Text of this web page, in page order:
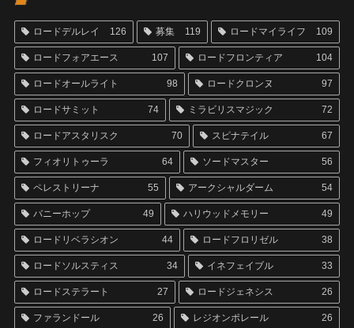
ロードデルレイ 126 募集 119 ロードマイライフ 109
ロードフォアエース 107 ロードフロンティア 104
ロードオールライト 98 ロードクロンヌ 97
ロードサミット 74 ミラビリスマジック 72
ロードアスタリスク 70 スピナテイル 67
フィオリトゥーラ 64 ソードマスター 56
ペレストリーナ 55 アークシャルダーム 54
バニーホップ 49 ハリウッドメモリー 49
ロードリベラシオン 44 ロードフロリゼル 38
ロードソルスティス 34 イネフェイブル 33
ロードステラート 27 ロードジェネシス 26
ファランドール 26 レジオンポレール 26